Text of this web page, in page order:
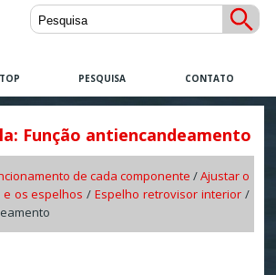
TOP PESQUISA CONTATO
Função antiencandeamento
de cada componente /Ajustar o
os espelhos /Espelho retrovisor interior /